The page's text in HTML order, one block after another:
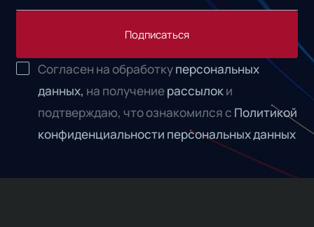
Подписаться
Согласен на обработкуперсональных
данных, на получениерассылоки
подтверждаю, что ознакомился с Политикой
конфиденциальности персональных данных